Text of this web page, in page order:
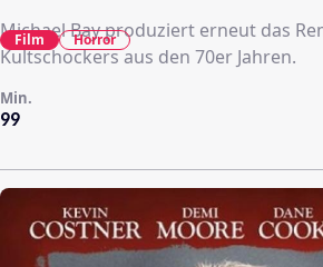
Michael Bay produziert erneut das
Kultschockers aus den 70er Jahren.
99
Min.
Film Horror